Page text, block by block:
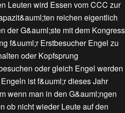
Leuten wird Essen vom CCC zur
reichen eigentlich
der G&auml;ste mit dem Kongress
f&uuml;r Erstbesucher Engel zu
oder Kopfsprung
oder gleich Engel werden
ist f&uuml;r dieses Jahr
wenn man in den G&auml;ngen
ob nicht wieder Leute auf den